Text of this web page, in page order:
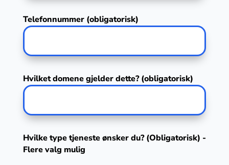
Telefonnummer (obligatorisk)
Hvilket domene gjelder dette? (obligatorisk)
Hvilke type tjeneste ønsker du? (Obligatorisk) -
Flere valg mulig